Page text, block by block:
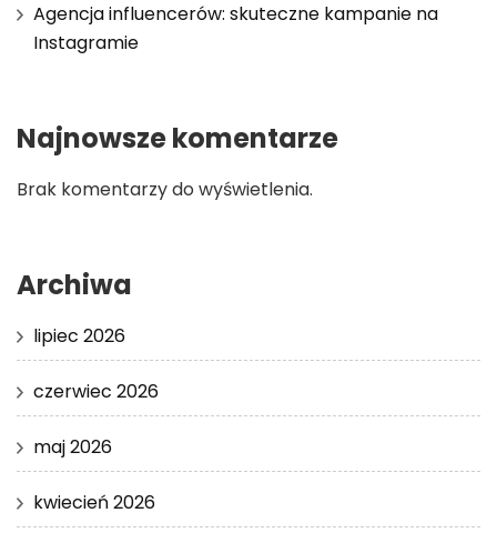
Agencja influencerów: skuteczne kampanie na
Instagramie
Najnowsze komentarze
Brak komentarzy do wyświetlenia.
Archiwa
lipiec 2026
czerwiec 2026
maj 2026
kwiecień 2026